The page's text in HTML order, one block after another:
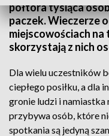
półtora tysiąca
paczek. Wieczerze
miejscowościach
skorzystają z nich
Dla wielu uczestników
ciepłego posiłku, a dla
gronie ludzi i
przybywa osób, które
spotkania są jedyną